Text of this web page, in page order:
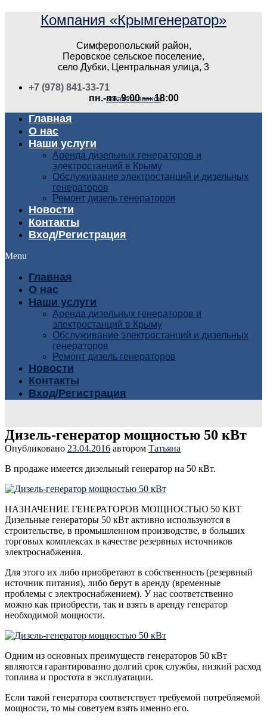
Компания «Крымгенератор»
Симферопольский район,
Перовское сельское поселение,
село Дубки, Центральная улица, 3
+7 (978) 841-33-71
пн.-пт. 9:00 — 18:00
Заказать звонок
Главная
О нас
Наши услуги
Аренда дизельных генераторов и
электростанций в Крыму
Обслуживание электростанций и дизельных
генераторов
Ремонт дизель генераторов
Новости
Контакты
Вход/Регистрация
Menu
Главная
О нас
Наши услуги
Аренда дизельных генераторов и
электростанций в Крыму
Обслуживание электростанций и дизельных
генераторов
Ремонт дизель генераторов
Новости
Контакты
Вход/Регистрация
Дизель-генератор мощностью 50 кВт
Опубликовано 23.04.2016 автором Татьяна
В продаже имеется дизельный генератор на 50 кВт.
НАЗНАЧЕНИЕ ГЕНЕРАТОРОВ МОЩНОСТЬЮ 50 КВТ
Дизельные генераторы 50 кВт активно используются в
строительстве, в промышленном производстве, в больших
торговых комплексах в качестве резервных источников
электроснабжения.
Для этого их либо приобретают в собственность (резервный
источник питания), либо берут в аренду (временные
проблемы с электроснабжением). У нас соответственно
можно как приобрести, так и взять в аренду генератор
необходимой мощности.
Одним из основных преимуществ генераторов 50 кВт
являются гарантированно долгий срок службы, низкий расход
топлива и простота в эксплуатации.
Если такой генератора соответствует требуемой потребляемой
мощности, то мы советуем взять именно его.